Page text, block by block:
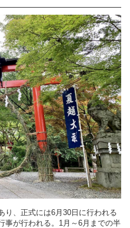
り、正式には6月30日に行われる
事が行われる。1月～6月までの半